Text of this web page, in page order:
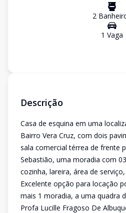
2
1 Vaga
Descrição
Casa de esquina em uma
Bairro Vera Cruz, com dois
sala comercial térrea de frente
Sebastião, uma moradia com
cozinha, lareira, área de
Excelente opção para locação
mais 1 moradia, a uma quadra
Profa Lucille Fragoso De